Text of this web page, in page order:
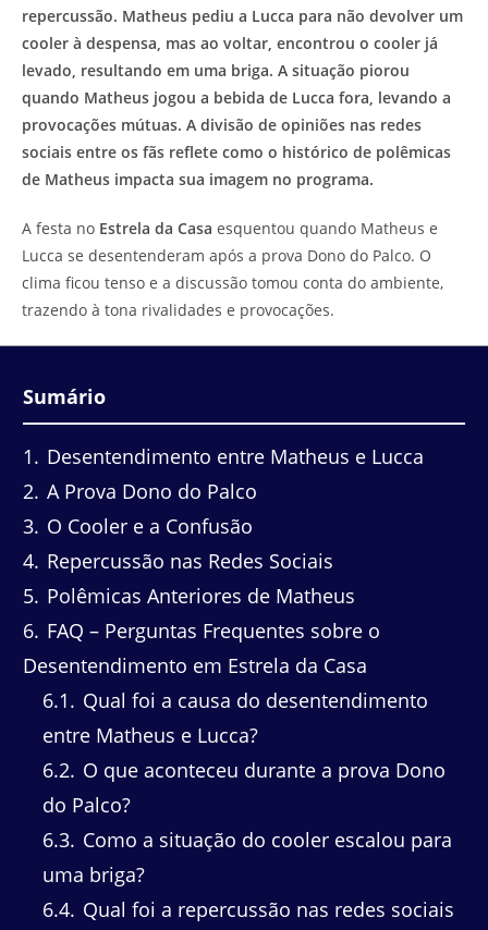
repercussão. Matheus pediu a Lucca para não devolver um
cooler à despensa, mas ao voltar, encontrou o cooler já
levado, resultando em uma briga. A situação piorou
quando Matheus jogou a bebida de Lucca fora, levando a
provocações mútuas. A divisão de opiniões nas redes
sociais entre os fãs reflete como o histórico de polêmicas
de Matheus impacta sua imagem no programa.
A festa no Estrela da Casa esquentou quando Matheus e
Lucca se desentenderam após a prova Dono do Palco. O
clima ficou tenso e a discussão tomou conta do ambiente,
trazendo à tona rivalidades e provocações.
Sumário
1
Desentendimento entre Matheus e Lucca
2 A Prova Dono do Palco
3 O Cooler e a Confusão
4 Repercussão nas Redes Sociais
5 Polêmicas Anteriores de Matheus
6 FAQ – Perguntas Frequentes sobre o
Desentendimento em Estrela da Casa
6.1
Qual foi a causa do desentendimento
entre Matheus e Lucca?
6.2 O que aconteceu durante a prova Dono
do Palco?
6.3 Como a situação do cooler escalou para
uma briga?
6.4 Qual foi a repercussão nas redes sociais